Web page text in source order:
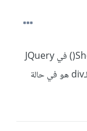
عندي div قمت باستخدام الدوال Show() , Hide() في JQuery
لإخفاء وإظهار الـdiv كيف يمكنني التأكد من أن الـdiv هو في حالة